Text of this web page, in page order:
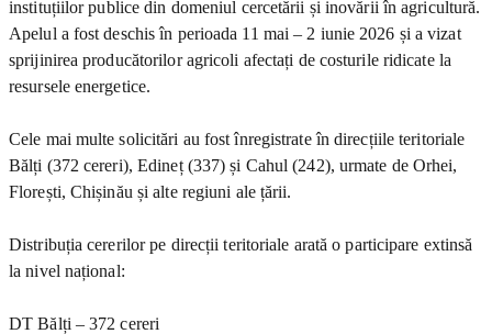
instituțiilor publice din domeniul cercetării și inovării în agricultură.
Apelul a fost deschis în perioada 11 mai – 2 iunie 2026 și a vizat
sprijinirea producătorilor agricoli afectați de costurile ridicate la
resursele energetice.
Cele mai multe solicitări au fost înregistrate în direcțiile teritoriale
Bălți (372 cereri), Edineț (337) și Cahul (242), urmate de Orhei,
Florești, Chișinău și alte regiuni ale țării.
Distribuția cererilor pe direcții teritoriale arată o participare extinsă
la nivel național:
DT Bălți – 372 cereri